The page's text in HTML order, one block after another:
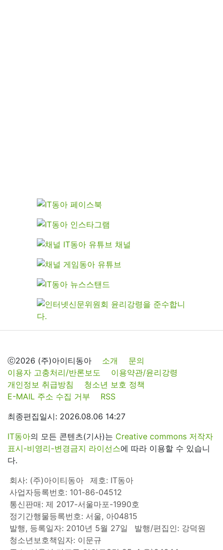
ⓒ2026 (주)아이티동아 소개
문의
이용자 고충처리/반론보도
이용약관/윤리강령
개인정보 취급방침
청소년 보호 정책
E-MAIL 주소 수집 거부
RSS
최종편집일시: 2026.08.06 14:27
IT동아의 모든 콘텐츠(기사)는 Creative commons 저작자
표시-비영리-변경금지 라이선스에 따라 이용할 수 있습니
다.
회사: (주)아이티동아
제호: IT동아
사업자등록번호: 101-86-04512
통신판매: 제 2017-서울마포-1990호
정기간행물등록번호: 서울, 아04815
발행, 등록일자: 2010년 5월 27일
발행/편집인: 강덕원
청소년보호책임자: 이문규